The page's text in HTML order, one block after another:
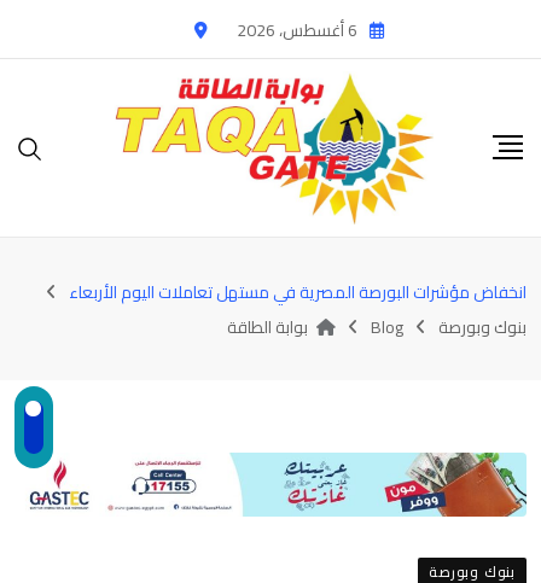
to
6 أغسطس، 2026
انخفاض مؤشرات البورصة المصرية في مستهل تعاملات اليوم الأربعاء
بنوك وبورصة
Blog بوابة الطاقة
بنوك وبورصة